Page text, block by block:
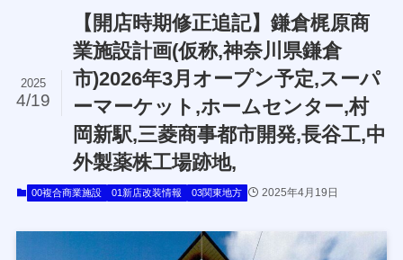
【開店時期修正追記】鎌倉梶原商
業施設計画(仮称,神奈川県鎌倉
市)2026年3月オープン予定,スーパ
ーマーケット,ホームセンター,村
岡新駅,三菱商事都市開発,長谷工,中
外製薬株工場跡地,
2025
4/19
00複合商業施設 01新店改装情報 03関東地方 2025年4月19日